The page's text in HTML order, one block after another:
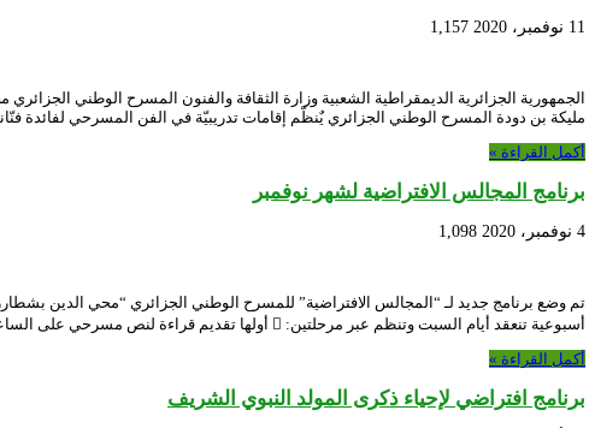
11 نوفمبر، 2020 1,157
الجمهورية الجزائرية الديمقراطية الشعبية وزارة الثقافة والفنون المسرح الوطني
مليكة بن دودة المسرح الوطني الجزائري يٌنظّم إقامات تدريبيّة في الفن المسرحي لفائدة
أكمل القراءة »
برنامج المجالس الافتراضية لشهر نوفمبر
4 نوفمبر، 2020 1,098
أسبوعية تنعقد أيام السبت وتنظم عبر مرحلتين:  أولها تقديم قراءة لنص مسرحي على الساعة …
أكمل القراءة »
برنامج افتراضي لإحياء ذكرى المولد النبوي الشريف